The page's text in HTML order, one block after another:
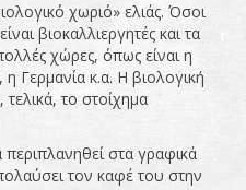
χωριό» ελιάς. Όσοι
βιοκαλλιεργητές και τα
χώρες, όπως είναι η
Γερμανία κ.α. Η βιολογική
το στοίχημα
στα γραφικά
τον καφέ του στην